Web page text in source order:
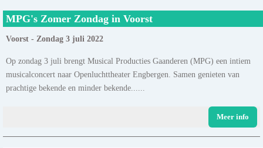
MPG's Zomer Zondag in Voorst
Voorst - Zondag 3 juli 2022
Op zondag 3 juli brengt Musical Producties Gaanderen (MPG) een intiem
musicalconcert naar Openluchttheater Engbergen. Samen genieten van
prachtige bekende en minder bekende......
Meer info